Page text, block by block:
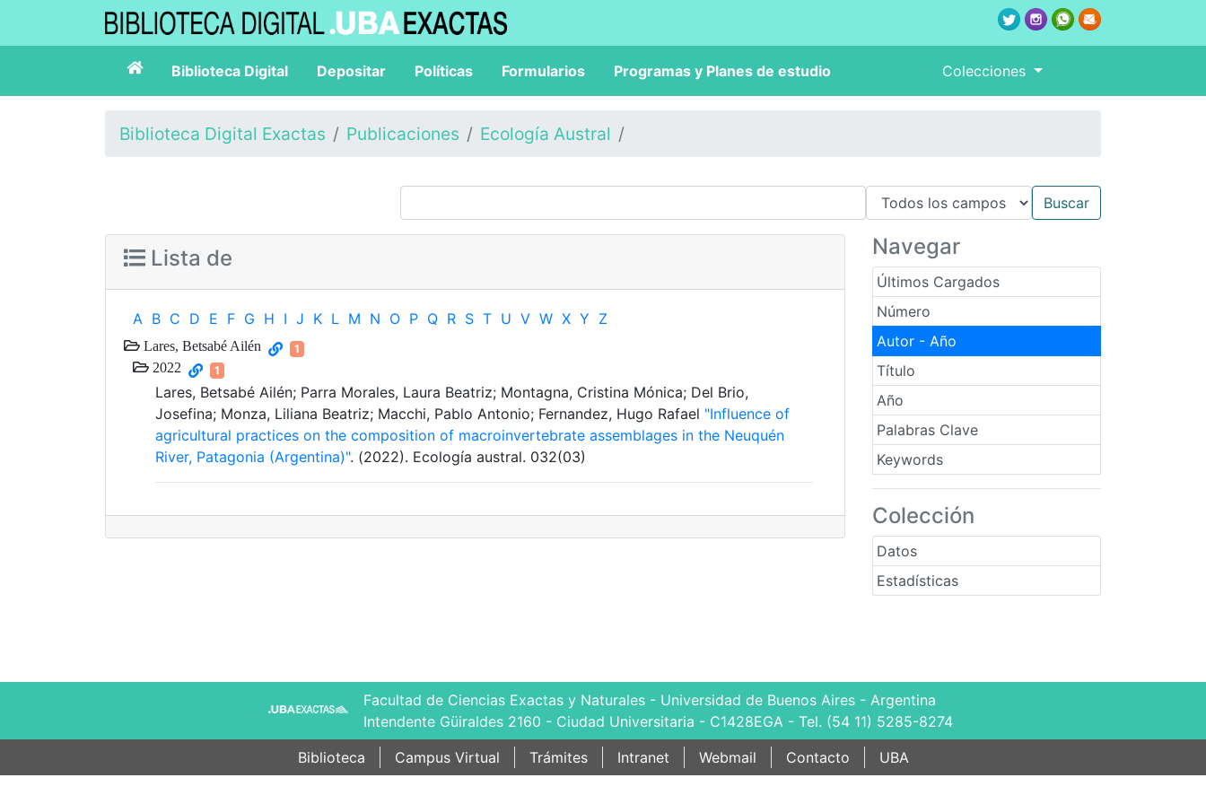
Biblioteca Digital Depositar Políticas Formularios Programas y Planes de estudio Colecciones
Biblioteca Digital Exactas Publicaciones Ecología Austral
Navegar
Últimos Cargados
Número
Autor - Año
Título
Año
Palabras Clave
Keywords
Colección
Datos
Estadísticas
Lista de
A B C D E F G H I J K L M N O P Q R S T U V W X Y Z
Lares, Betsabé Ailén 1
2022 1
Lares, Betsabé Ailén; Parra Morales, Laura Beatriz; Montagna, Cristina Mónica; Del Brio,
Josefina; Monza, Liliana Beatriz; Macchi, Pablo Antonio; Fernandez, Hugo Rafael "Influence of
agricultural practices on the composition of macroinvertebrate assemblages in the Neuquén
River, Patagonia (Argentina)". (2022). Ecología austral. 032(03)
Facultad de Ciencias Exactas y Naturales - Universidad de Buenos Aires - Argentina
Intendente Güiraldes 2160 - Ciudad Universitaria - C1428EGA - Tel. (54 11) 5285-8274
Biblioteca
Campus Virtual Trámites Intranet Webmail Contacto UBA